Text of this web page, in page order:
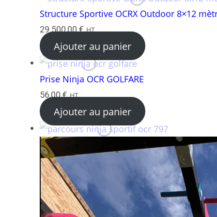
Structure Sportive OCRX Outdoor 8×12
29 500,00€ HT
Ajouter au panier
Prise Ninja OCR GOLFARE
56,00€ HT
Ajouter au panier